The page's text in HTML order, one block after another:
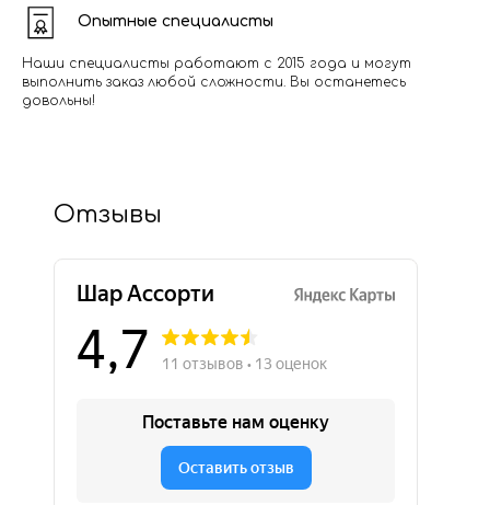
Опытные специалисты
Наши специалисты работают с 2015 года и могут
выполнить заказ любой сложности. Вы останетесь
довольны!
Отзывы